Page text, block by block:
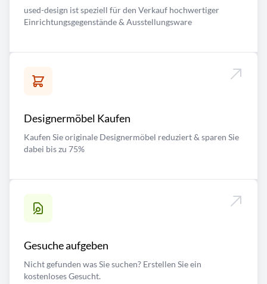
used-design ist speziell für den Verkauf hochwertiger
Einrichtungsgegenstände & Ausstellungsware
Designermöbel Kaufen
Kaufen Sie originale Designermöbel reduziert & sparen Sie
dabei bis zu 75%
Gesuche aufgeben
Nicht gefunden was Sie suchen? Erstellen Sie ein
kostenloses Gesucht.